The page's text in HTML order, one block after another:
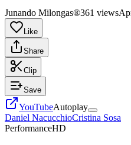
Junando Milongas®361 views
Like
Share
Clip
Save
YouTubeAutoplay
Daniel NacucchioCristina Sosa
PerformanceHD